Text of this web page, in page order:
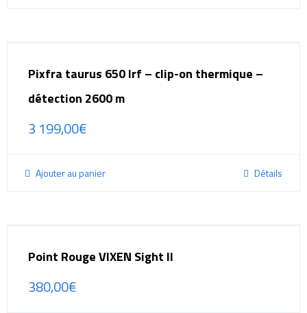
Pixfra taurus 650 lrf – clip-on thermique –
détection 2600 m
3 199,00€
Ajouter au panier Détails
Point Rouge VIXEN Sight II
380,00€